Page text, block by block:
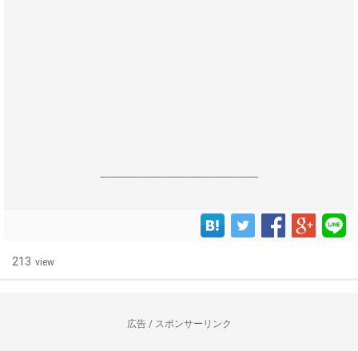
------------------------------------------------------------------
213 view
広告 / スポンサーリンク